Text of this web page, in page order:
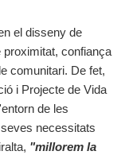
el disseny de
proximitat, confiança
comunitari. De fet,
i Projecte de Vida
de les
necessitats
"millorem la